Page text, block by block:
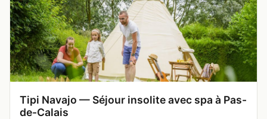
Tipi Navajo — Séjour insolite avec spa à Pas-
de-Calais